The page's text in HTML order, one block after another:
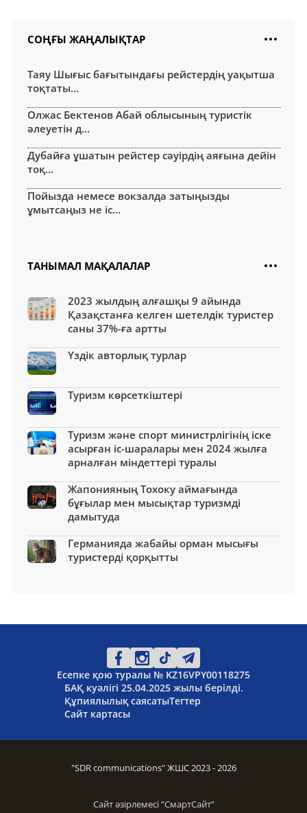
СОҢҒЫ ЖАҢАЛЫҚТАР
Таяу Шығыс бағытындағы рейстердің уақытша
тоқтаты...
Олжас Бектенов Абай облысының туристік
әлеуетін д...
Дубайға ұшатын рейстер сәуірдің аяғына дейін
тоқ...
Пойызда немесе вокзалда затыңызды
ұмытсаңыз не іс...
ТАНЫМАЛ МАҚАЛАЛАР
2023 жылдың алғашқы 9 айында
Қазақстанға келген шетелдік туристер
саны 37%-ға артты
Үздік авторлық турлар
Туризм көрсеткіштері
Туризм және спорт министрлігінің іске
асырған іс-шаралары мен 2024 жылға
арналған міндеттері туралы
Жапонияның Тохоку аймағында
бұғылар мен мысықтар туризмді
дамытуда
Германияда жабайы орман мысығы
туристерді қорқытты
Есепке қою туралы № KZ16VPY00118275
БАҚ куәлігі 25.04.2025 жылы берілді.
Құпиялылық саясатыТегтер
Сайт картасы
"SDR communications" ЖШС 2023 - 2026
Сайт әзірлемесі “СмартСайт”